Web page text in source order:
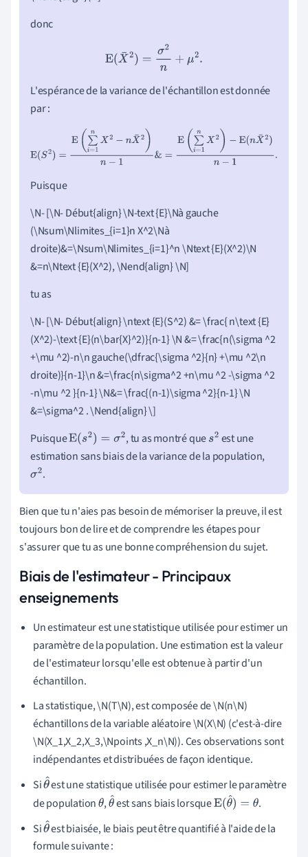
donc
E(X¯ σ2n μ .
L'espérance de la variance de l'échantillon est donnée
par :
∑i = 1nX 2−nX¯2)n−1 ∑i=1nX 2)− E nX¯2)n−1.
Puisque
\N- [\N- Début{align} \N-text {E}\Nà gauche
(\Nsum\Nlimites_{i=1}n X^2\Nà
droite)&=\Nsum\Nlimites_{i=1}^n \Ntext {E}(X^2)\N
&=n\Ntext {E}(X^2), \Nend{align} \N]
tu as
\N- [\N- Début{align} \ntext {E}(S^2) &= \frac{ n\text {E}
(X^2)-\text {E}(n\bar{X}^2)}{n-1} \N &= \frac{n(\sigma ^2
+\mu ^2)-n\n gauche(\dfrac{\sigma ^2}{n} +\mu ^2\n
droite)}{n-1}\n &=\frac{n\sigma^2 +n\mu ^2 -\sigma ^2
-n\mu ^2 }{n-1}\N&= \frac{(n-1)\sigma ^2}{n-1} \N
&=\sigma^2 . \Nend{align} \]
PuisqueE(s2)=σ2 , tu as montré ques2 est une
estimation sans biais de la variance de la population,
σ2.
Bien que tu n'aies pas besoin de mémoriser la preuve, il est
toujours bon de lire et de comprendre les étapes pour
s'assurer que tu as une bonne compréhension du sujet.
Biais de l'estimateur - Principaux
enseignements
Un estimateur est une statistique utilisée pour estimer un
paramètre de la population. Une estimation est la valeur
de l'estimateur lorsqu'elle est obtenue à partir d'un
échantillon.
La statistique, \N(T\N), est composée de \N(n\N)
échantillons de la variable aléatoire \N(X\N) (c'est-à-dire
\N(X_1,X_2,X_3,\Npoints ,X_n\N)). Ces observations sont
indépendantes et distribuées de façon identique.
Siθ
^
est une statistique utilisée pour estimer le paramètre
de populationθ,θ
^
est sans biais lorsqueE(θ^) =θ
.
Siθ
^
est biaisée, le biais peut être quantifié à l'aide de la
formule suivante :